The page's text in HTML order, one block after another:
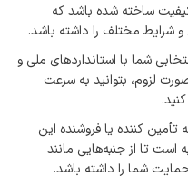
ساخته شده باشد که
شرایط مختلف را داشته باشد.
شما با استانداردهای ملی و
لزوم، بتوانید به سرعت
کننده یا فروشنده این
است تا از جنبه‌هایی مانند
شما را داشته باشد.